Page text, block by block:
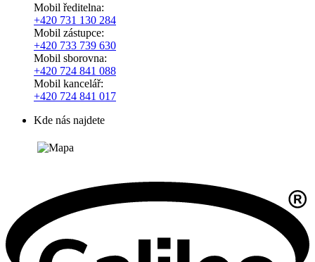
Mobil ředitelna:
+420 731 130 284
Mobil zástupce:
+420 733 739 630
Mobil sborovna:
+420 724 841 088
Mobil kancelář:
+420 724 841 017
Kde nás najdete